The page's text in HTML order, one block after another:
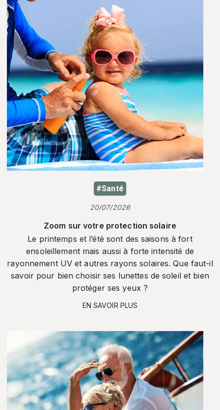
#Santé
20/07/2026
Zoom sur votre protection solaire
Le printemps et l’été sont des saisons à fort
ensoleillement mais aussi à forte intensité de
rayonnement UV et autres rayons solaires. Que faut-il
savoir pour bien choisir ses lunettes de soleil et bien
protéger ses yeux ?
EN SAVOIR PLUS